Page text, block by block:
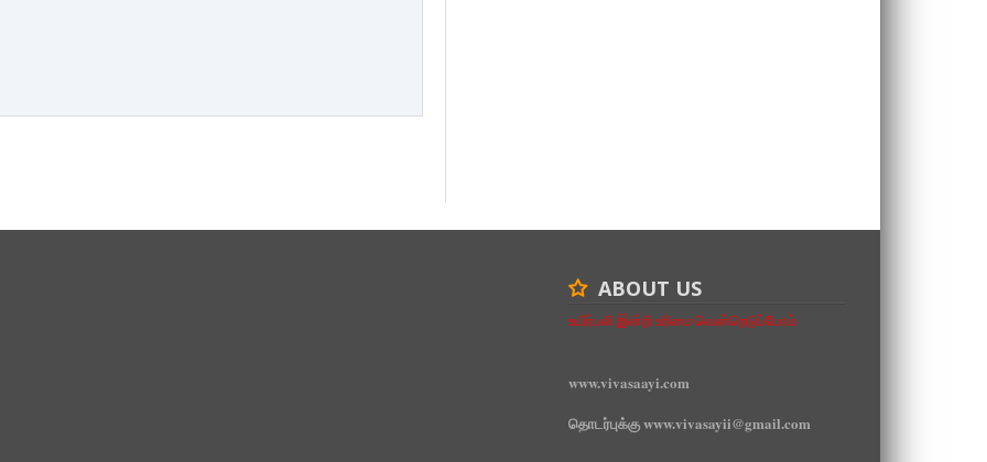
ABOUT US
உயிர்பலி இன்றி உரிமை வென்றெடுப்போம்
www.vivasaayi.com
தொடர்புக்கு www.vivasayii@gmail.com